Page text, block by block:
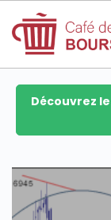
Découvrez